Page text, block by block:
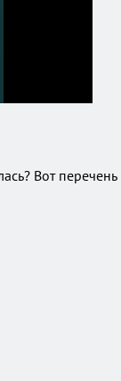
Вот перечень